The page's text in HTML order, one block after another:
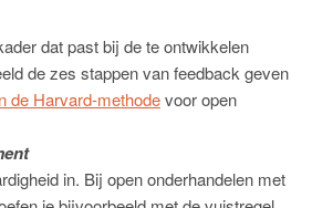
dat past bij de te ontwikkelen
de zes stappen van feedback geven
de Harvard-methodevoor open
in. Bij open onderhandelen met